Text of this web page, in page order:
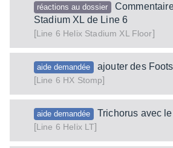
réactions au dossier
Stadium XL de Line 6
[Line 6 Helix Stadium XL Floor]
aide demandée
ajouter des
[Line 6 HX Stomp]
aide demandée
Trichorus avec
[Line 6 Helix LT]